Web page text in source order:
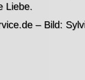
Liebe.
– Bild: